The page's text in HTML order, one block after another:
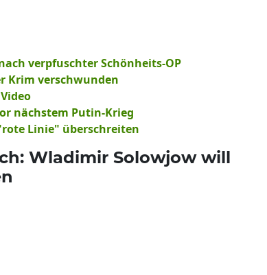
verpfuschter Schönheits-OP
Krim verschwunden
nächstem Putin-Krieg
Linie" überschreiten
Wladimir Solowjow will